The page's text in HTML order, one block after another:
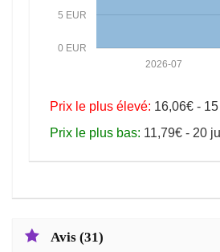
0 EUR
5 EUR
2026-07
Prix le plus élevé: 16,06€ -
Prix le plus bas: 11,79€ - 20
Avis (31)